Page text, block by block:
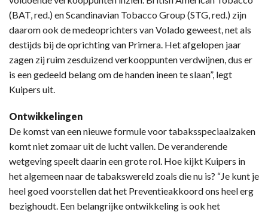
(BAT, red.) en Scandinavian Tobacco Group (STG, red.) zijn
daarom ook de medeoprichters van Volado geweest, net als
destijds bij de oprichting van Primera. Het afgelopen jaar
zagen zij ruim zesduizend verkooppunten verdwijnen, dus er
is een gedeeld belang om de handen ineen te slaan”, legt
Kuipers uit.
Ontwikkelingen
De komst van een nieuwe formule voor tabaksspeciaalzaken
komt niet zomaar uit de lucht vallen. De veranderende
wetgeving speelt daarin een grote rol. Hoe kijkt Kuipers in
het algemeen naar de tabakswereld zoals die nu is? “Je kunt je
heel goed voorstellen dat het Preventieakkoord ons heel erg
bezighoudt. Een belangrijke ontwikkeling is ook het